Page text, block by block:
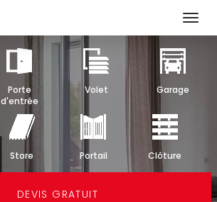
Porte
d'entrée
Volet Garage
Store Portail Clôture
DEVIS GRATUIT